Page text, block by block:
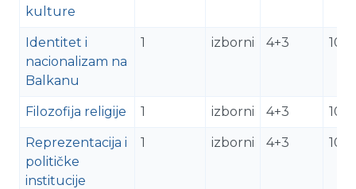
kulture
Identitet i
nacionalizam na
Balkanu
1 izborni 4+3 10
Filozofija religije 1 izborni 4+3 10
Reprezentacija i
političke
institucije
1 izborni 4+3 10